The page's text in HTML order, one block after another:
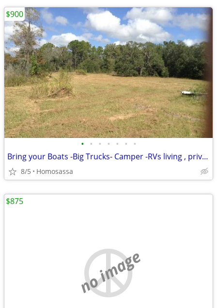
• • • • • • •
Bring your Boats -Big Trucks- Camper -RVs living , private entrance
8/5 Homosassa
$900
no image
$875